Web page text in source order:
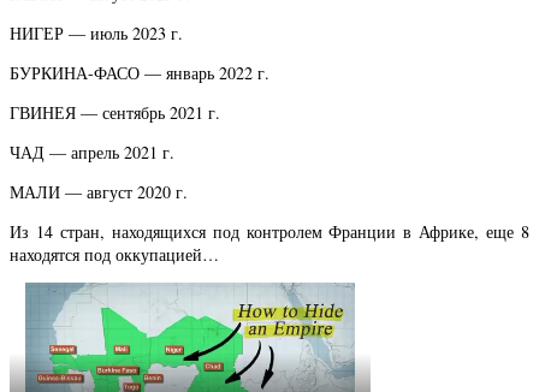
НИГЕР — июль 2023 г.
БУРКИНА-ФАСО — январь 2022 г.
ГВИНЕЯ — сентябрь 2021 г.
ЧАД — апрель 2021 г.
МАЛИ — август 2020 г.
Из 14 стран, находящихся под контролем Франции в Африке, еще 8
находятся под оккупацией…